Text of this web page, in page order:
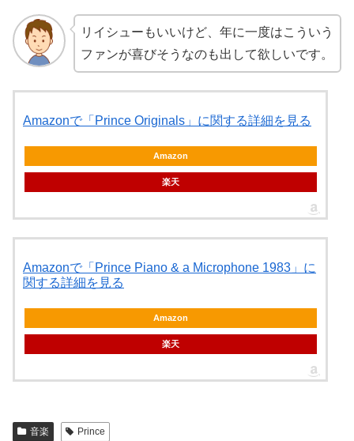
リイシューもいいけど、年に一度はこういう
ファンが喜びそうなのも出して欲しいです。
Amazonで「Prince Originals」に関する詳細を見る
Amazon
楽天
Amazonで「Prince Piano & a Microphone 1983」に
関する詳細を見る
Amazon
楽天
音楽 Prince